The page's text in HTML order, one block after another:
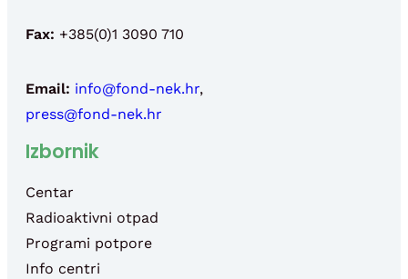
Fax: +385(0)1 3090 710
Email: info@fond-nek.hr,
press@fond-nek.hr
Izbornik
Centar
Radioaktivni otpad
Programi potpore
Info centri